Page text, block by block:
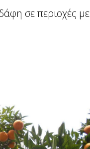
σε περιοχές με